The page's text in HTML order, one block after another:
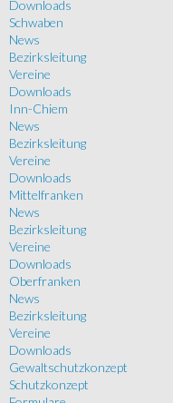
Downloads
Schwaben
News
Bezirksleitung
Vereine
Downloads
Inn-Chiem
News
Bezirksleitung
Vereine
Downloads
Mittelfranken
News
Bezirksleitung
Vereine
Downloads
Oberfranken
News
Bezirksleitung
Vereine
Downloads
Gewaltschutzkonzept
Schutzkonzept